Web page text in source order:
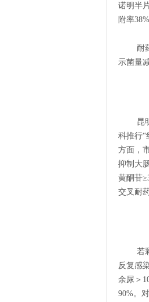
诺明半
附率
耐
示菌量
昆
科推行“
方面，
抑制大
黄酮苷
交叉耐药
若
反复感
余尿＞
90%。